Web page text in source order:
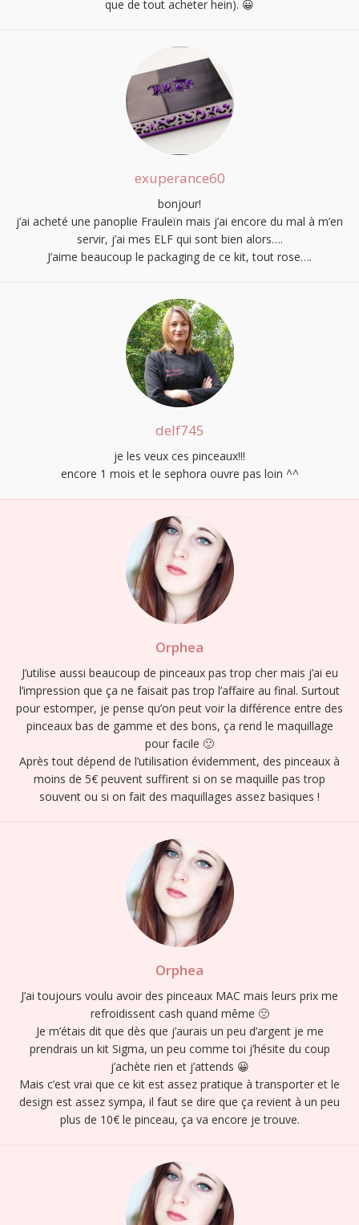
S'INSCRIRE
que de tout acheter hein). 😀
exuperance60
bonjour!
j’ai acheté une panoplie Frauleïn mais j’ai encore du mal à m’en
servir, j’ai mes ELF qui sont bien alors….
J’aime beaucoup le packaging de ce kit, tout rose….
delf745
je les veux ces pinceaux!!!
encore 1 mois et le sephora ouvre pas loin ^^
Orphea
J’utilise aussi beaucoup de pinceaux pas trop cher mais j’ai eu
l’impression que ça ne faisait pas trop l’affaire au final. Surtout
pour estomper, je pense qu’on peut voir la différence entre des
pinceaux bas de gamme et des bons, ça rend le maquillage
pour facile 🙂
Après tout dépend de l’utilisation évidemment, des pinceaux à
moins de 5€ peuvent suffirent si on se maquille pas trop
souvent ou si on fait des maquillages assez basiques !
Orphea
J’ai toujours voulu avoir des pinceaux MAC mais leurs prix me
refroidissent cash quand même 🙁
Je m’étais dit que dès que j’aurais un peu d’argent je me
prendrais un kit Sigma, un peu comme toi j’hésite du coup
j’achète rien et j’attends 😀
Mais c’est vrai que ce kit est assez pratique à transporter et le
design est assez sympa, il faut se dire que ça revient à un peu
plus de 10€ le pinceau, ça va encore je trouve.